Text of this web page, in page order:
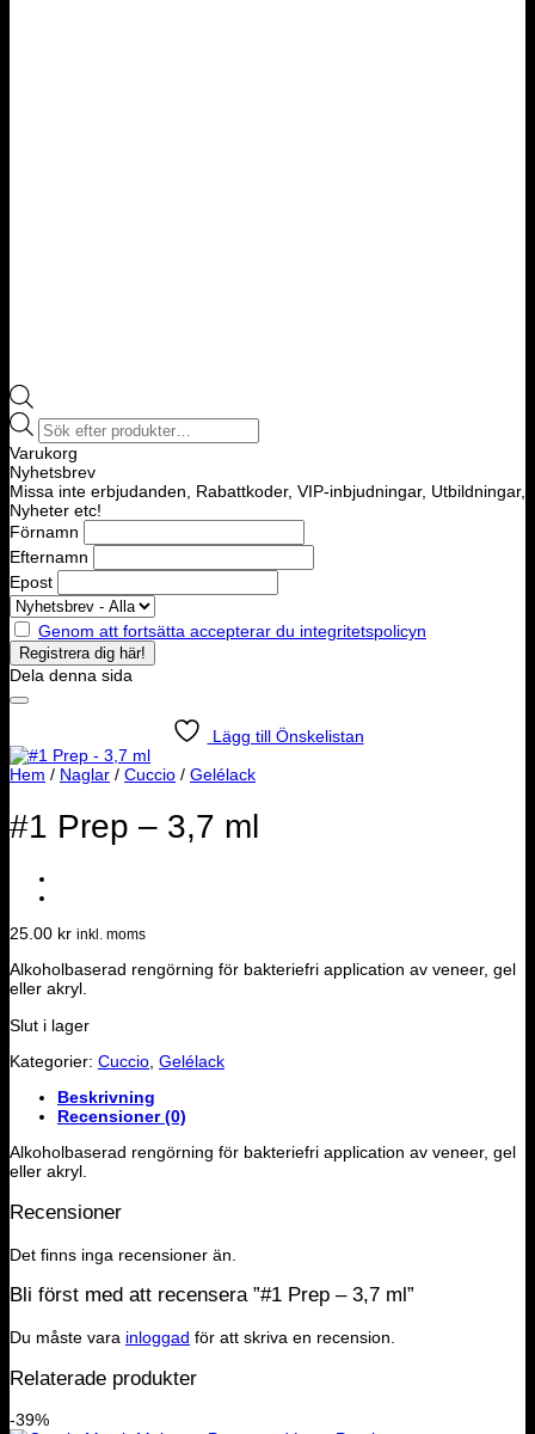
Products
search
Varukorg
Nyhetsbrev
Missa inte erbjudanden, Rabattkoder, VIP-inbjudningar, Utbildningar,
Nyheter etc!
Förnamn
Efternamn
Epost
Genom att fortsätta accepterar du integritetspolicyn
Dela denna sida
Lägg till Önskelistan
Hem / Naglar / Cuccio / Gelélack
#1 Prep – 3,7 ml
25.00 kr inkl. moms
Alkoholbaserad rengörning för bakteriefri application av veneer, gel
eller akryl.
Slut i lager
Kategorier: Cuccio Gelélack
Beskrivning
Recensioner (0)
Alkoholbaserad rengörning för bakteriefri application av veneer, gel
eller akryl.
Recensioner
Det finns inga recensioner än.
Bli först med att recensera ”#1 Prep – 3,7 ml”
Du måste vara inloggad för att skriva en recension.
Relaterade produkter
-39%